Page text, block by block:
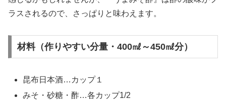
ラスされるので、さっぱりと味わえます。
材料（作りやすい分量・400㎖～450㎖分）
昆布日本酒…カップ１
みそ・砂糖・酢…各カップ1/2